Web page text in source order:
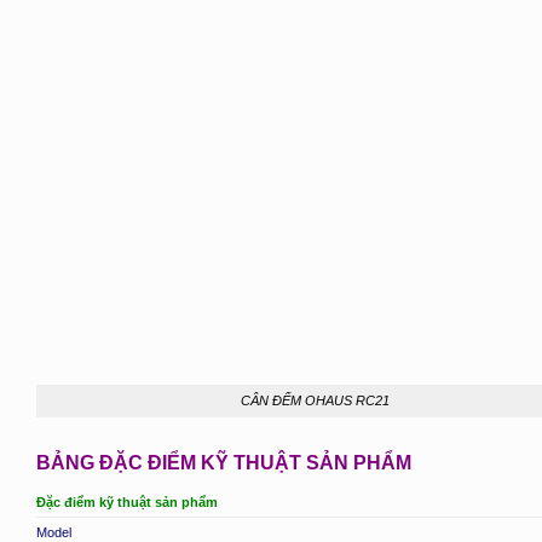
CÂN ĐẾM OHAUS RC21
BẢNG ĐẶC ĐIỂM KỸ THUẬT SẢN PHẨM
Đặc điểm kỹ thuật sản phẩm
Model